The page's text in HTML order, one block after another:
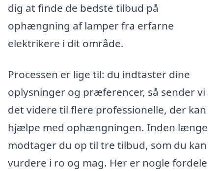
dig at finde de bedste tilbud på
ophængning af lamper fra erfarne
elektrikere i dit område.
Processen er lige til: du indtaster dine
oplysninger og præferencer, så sender vi
det videre til flere professionelle, der kan
hjælpe med ophængningen. Inden længe
modtager du op til tre tilbud, som du kan
vurdere i ro og mag. Her er nogle fordele